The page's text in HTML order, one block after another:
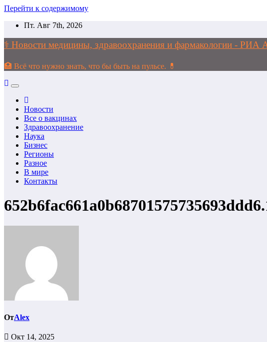
Перейти к содержимому
Пт. Авг 7th, 2026
⚕️ Новости медицины, здравоохранения и фармакологии -
🏥 Всё что нужно знать, что бы быть на пульсе. 💊
Новости
Все о вакцинах
Здравоохранение
Наука
Бизнес
Регионы
Разное
В мире
Контакты
ОтAlex
Окт 14, 2025